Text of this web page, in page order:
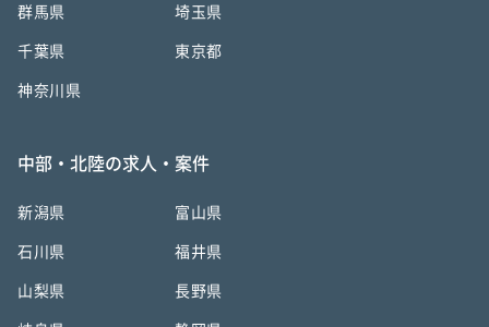
群馬県 埼玉県
千葉県 東京都
神奈川県
中部・北陸の求人・案件
新潟県 富山県
石川県 福井県
山梨県 長野県